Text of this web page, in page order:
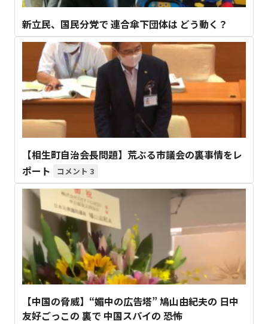
新立民、国民分党で 連合傘下団体は どう動く？
【相生町自治会長問題】荒ぶる市議会の裏事情をレ
ポート
3
【中国の脅威】“媚中の広告塔” 鳩山由紀夫の 日中
友好ごっこの 裏で 中国スパイの 恐怖